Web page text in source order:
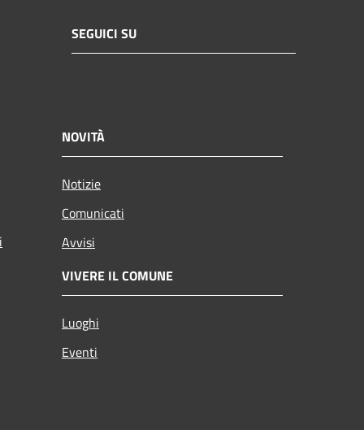
SEGUICI SU
NOVITÀ
Notizie
Comunicati
Avvisi
VIVERE IL COMUNE
Luoghi
Eventi